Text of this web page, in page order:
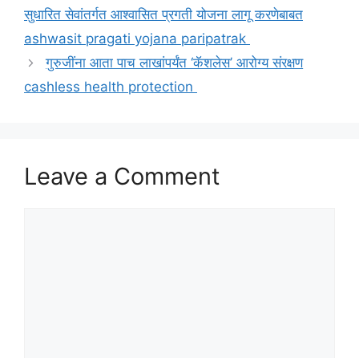
सुधारित सेवांतर्गत आश्वासित प्रगती योजना लागू करणेबाबत
ashwasit pragati yojana paripatrak
गुरुजींना आता पाच लाखांपर्यंत ‘कॅशलेस’ आरोग्य संरक्षण
cashless health protection
Leave a Comment